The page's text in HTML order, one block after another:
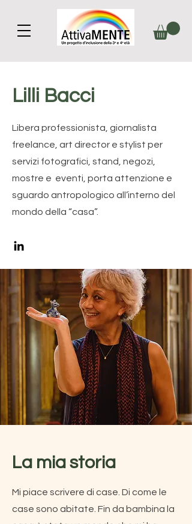
Lilli Bacci
Libera professionista, giornalista
freelance, art director e stylist per
servizi fotografici, stand, negozi,
mostre e eventi, porta attenzione e
sguardo antropologico all’interno del
mondo della “casa”.
La mia storia
Mi piace scrivere di case. Di come le
case sono abitate. Fin da bambina la